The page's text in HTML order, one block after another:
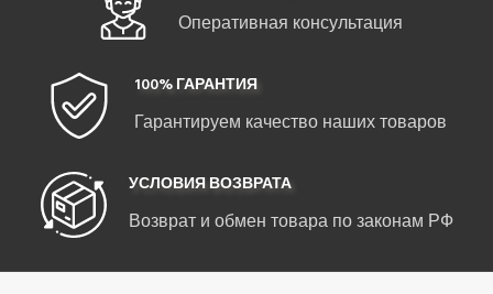
Оперативная консультация
100% ГАРАНТИЯ
Гарантируем качество наших товаров
УСЛОВИЯ ВОЗВРАТА
Возврат и обмен товара по законам РФ